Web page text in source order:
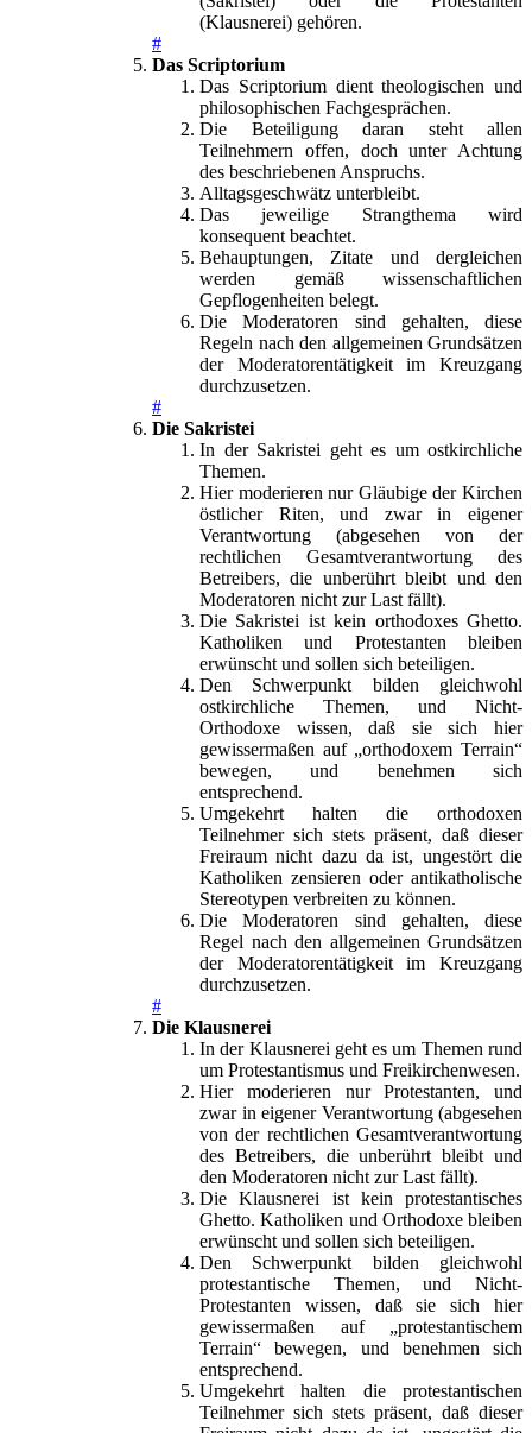
(Klausnerei) gehören.
#
Das Scriptorium
Das Scriptorium dient theologischen und
philosophischen Fachgesprächen.
Die Beteiligung daran steht allen
Teilnehmern offen, doch unter Achtung
des beschriebenen Anspruchs.
Alltagsgeschwätz unterbleibt.
Das jeweilige Strangthema wird
konsequent beachtet.
Behauptungen, Zitate und dergleichen
werden gemäß wissenschaftlichen
Gepflogenheiten belegt.
Die Moderatoren sind gehalten, diese
Regeln nach den allgemeinen Grundsätzen
der Moderatorentätigkeit im Kreuzgang
durchzusetzen.
#
Die Sakristei
In der Sakristei geht es um ostkirchliche
Themen.
Hier moderieren nur Gläubige der Kirchen
östlicher Riten, und zwar in eigener
Verantwortung (abgesehen von der
rechtlichen Gesamtverantwortung des
Betreibers, die unberührt bleibt und den
Moderatoren nicht zur Last fällt).
Die Sakristei ist kein orthodoxes Ghetto.
Katholiken und Protestanten bleiben
erwünscht und sollen sich beteiligen.
Den Schwerpunkt bilden gleichwohl
ostkirchliche Themen, und Nicht-
Orthodoxe wissen, daß sie sich hier
gewissermaßen auf „orthodoxem Terrain“
bewegen, und benehmen sich
entsprechend.
Umgekehrt halten die orthodoxen
Teilnehmer sich stets präsent, daß dieser
Freiraum nicht dazu da ist, ungestört die
Katholiken zensieren oder antikatholische
Stereotypen verbreiten zu können.
Die Moderatoren sind gehalten, diese
Regel nach den allgemeinen Grundsätzen
der Moderatorentätigkeit im Kreuzgang
durchzusetzen.
#
Die Klausnerei
In der Klausnerei geht es um Themen rund
um Protestantismus und Freikirchenwesen.
Hier moderieren nur Protestanten, und
zwar in eigener Verantwortung (abgesehen
von der rechtlichen Gesamtverantwortung
des Betreibers, die unberührt bleibt und
den Moderatoren nicht zur Last fällt).
Die Klausnerei ist kein protestantisches
Ghetto. Katholiken und Orthodoxe bleiben
erwünscht und sollen sich beteiligen.
Den Schwerpunkt bilden gleichwohl
protestantische Themen, und Nicht-
Protestanten wissen, daß sie sich hier
gewissermaßen auf „protestantischem
Terrain“ bewegen, und benehmen sich
entsprechend.
Umgekehrt halten die protestantischen
Teilnehmer sich stets präsent, daß dieser